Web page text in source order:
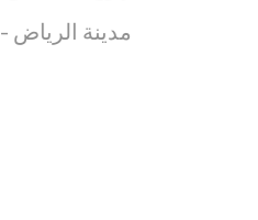
مدينة الرياض